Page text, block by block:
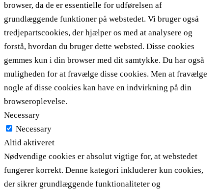
browser, da de er essentielle for udførelsen af ​​
grundlæggende funktioner på webstedet. Vi bruger også
tredjepartscookies, der hjælper os med at analysere og
forstå, hvordan du bruger dette websted. Disse cookies
gemmes kun i din browser med dit samtykke. Du har også
muligheden for at fravælge disse cookies. Men at fravælge
nogle af disse cookies kan have en indvirkning på din
browseroplevelse.
Necessary
Necessary
Altid aktiveret
Nødvendige cookies er absolut vigtige for, at webstedet
fungerer korrekt. Denne kategori inkluderer kun cookies,
der sikrer grundlæggende funktionaliteter og